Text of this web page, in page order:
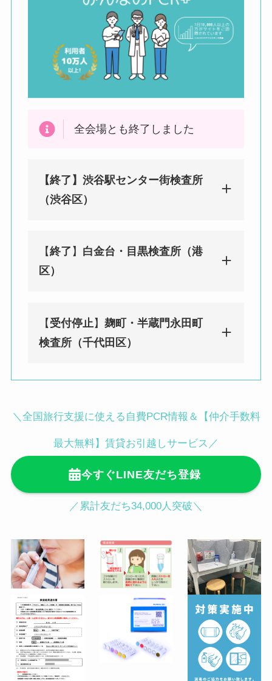
全会場とも終了しました
【終了】渋谷駅センター街検査所
（渋谷区）
アルビル1F
渋谷駅徒歩２分／神泉駅徒歩 8 分
●渋谷駅ハチ公前からの行き方（徒歩
2分）
JR渋谷駅「ハチ公口」から降りてス
クランブル交差点をTSUTAYAの左脇
に続くセンター街入口をまっすぐ進み
ます
【終了 】 白金台・目黒検査所（港
区）
みんなのPCR 白金台・目黒検査所
白金台駅徒歩3分／目黒駅徒歩12分
【 受付停止】 麹町・半蔵門永田町
検査所（千代田区）
査所（千代田区）
〒102-0093 東京都千代田区平河町１
町皮ふ科・形成外科クリニック内）
麹町駅徒歩３分／半蔵門駅徒歩４分／
永田町駅徒歩５分
＼全国旅行支援に使える自費PCR情報＆【仲介手数料
最大無料】賃貸お引越しサービス／
今すぐLINE友だち登録
／累計友だち34,000人突破＼